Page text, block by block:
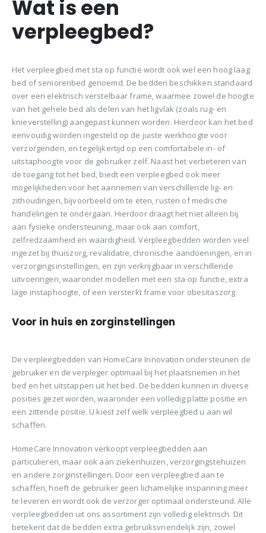
Wat is een
verpleegbed?
Het verpleegbed met sta op functie wordt ook wel een hoog laag
bed of seniorenbed genoemd. De bedden beschikken standaard
over een elektrisch verstelbaar frame, waarmee zowel de hoogte
van het gehele bed als delen van het ligvlak (zoals rug- en
knieverstelling) aangepast kunnen worden. Hierdoor kan het bed
eenvoudig worden ingesteld op de juiste werkhoogte voor
verzorgenden, en tegelijkertijd op een comfortabele in- of
uitstaphoogte voor de gebruiker zelf. Naast het verbeteren van
de toegang tot het bed, biedt een verpleegbed ook meer
mogelijkheden voor het aannemen van verschillende lig- en
zithoudingen, bijvoorbeeld om te eten, rusten of medische
handelingen te ondergaan. Hierdoor draagt het niet alleen bij
aan fysieke ondersteuning, maar ook aan comfort,
zelfredzaamheid en waardigheid. Verpleegbedden worden veel
ingezet bij thuiszorg, revalidatie, chronische aandoeningen, en in
verzorgingsinstellingen, en zijn verkrijgbaar in verschillende
uitvoeringen, waaronder modellen met een sta-op functie, extra
lage instaphoogte, of een versterkt frame voor obesitaszorg.
Voor in huis en zorginstellingen
De verpleegbedden van HomeCare Innovation ondersteunen de
gebruiker en de verpleger optimaal bij het plaatsnemen in het
bed en het uitstappen uit het bed. De bedden kunnen in diverse
posities gezet worden, waaronder een volledig platte positie en
een zittende positie. U kiest zelf welk verpleegbed u aan wil
schaffen.
HomeCare Innovation verkoopt verpleegbedden aan
particulieren, maar ook aan ziekenhuizen, verzorgingstehuizen
en andere zorginstellingen. Door een verpleegbed aan te
schaffen, hoeft de gebruiker geen lichamelijke inspanning meer
te leveren en wordt ook de verzorger optimaal ondersteund. Alle
verpleegbedden uit ons assortiment zijn volledig elektrisch. Dit
betekent dat de bedden extra gebruiksvriendelijk zijn, zowel